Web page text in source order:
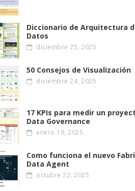
Diccionario de Arquitectura
Datos
diciembre 25, 2025
50 Consejos de Visualización
diciembre 24, 2025
17 KPIs para medir un
Data Governance
enero 19, 2025
Como funciona el nuevo
Data Agent
octubre 22, 2025